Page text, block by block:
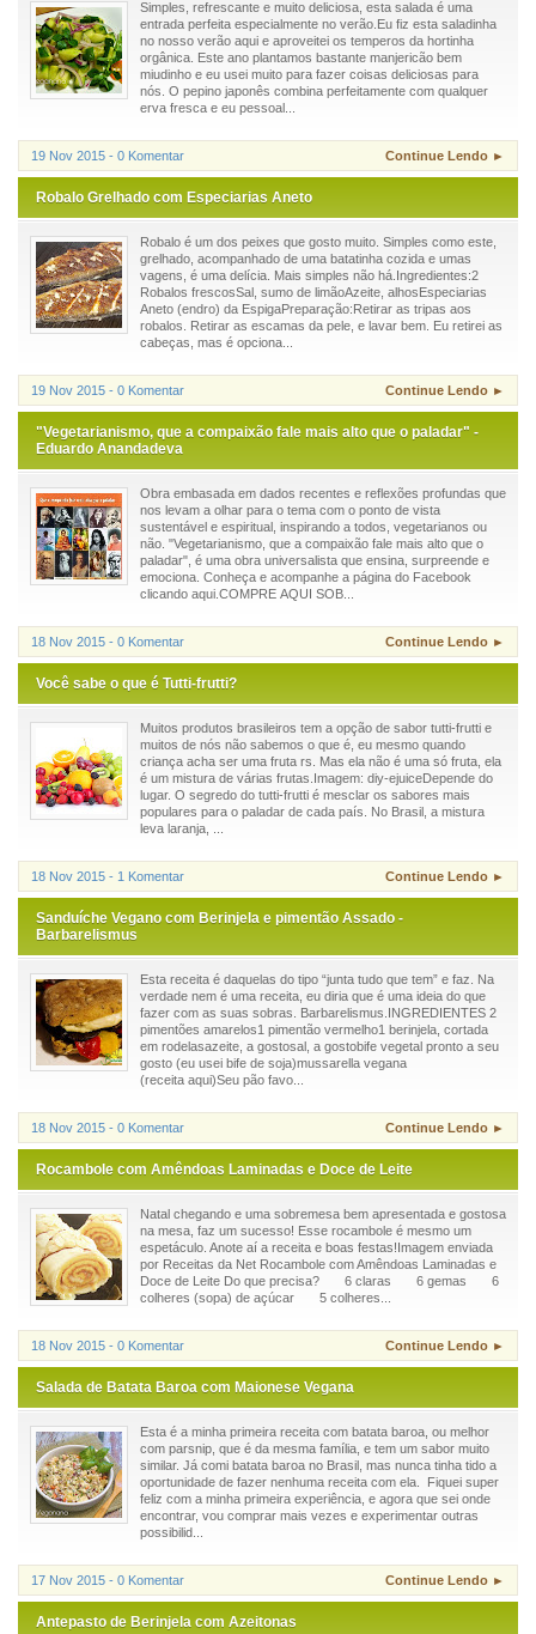
Simples, refrescante e muito deliciosa, esta salada é uma
entrada perfeita especialmente no verão.Eu fiz esta saladinha
no nosso verão aqui e aproveitei os temperos da hortinha
orgânica. Este ano plantamos bastante manjericão bem
miudinho e eu usei muito para fazer coisas deliciosas para
nós. O pepino japonês combina perfeitamente com qualquer
erva fresca e eu pessoal...
19 Nov 2015 - 0 Komentar Continue Lendo ►
Robalo Grelhado com Especiarias Aneto
Robalo é um dos peixes que gosto muito. Simples como este,
grelhado, acompanhado de uma batatinha cozida e umas
vagens, é uma delícia. Mais simples não há.Ingredientes:2
Robalos frescosSal, sumo de limãoAzeite, alhosEspeciarias
Aneto (endro) da EspigaPreparação:Retirar as tripas aos
robalos. Retirar as escamas da pele, e lavar bem. Eu retirei as
cabeças, mas é opciona...
19 Nov 2015 - 0 Komentar Continue Lendo ►
"Vegetarianismo, que a compaixão fale mais alto que o paladar" -
Eduardo Anandadeva
Obra embasada em dados recentes e reflexões profundas que
nos levam a olhar para o tema com o ponto de vista
sustentável e espiritual, inspirando a todos, vegetarianos ou
não. "Vegetarianismo, que a compaixão fale mais alto que o
paladar", é uma obra universalista que ensina, surpreende e
emociona. Conheça e acompanhe a página do Facebook
clicando aqui.COMPRE AQUI SOB...
18 Nov 2015 - 0 Komentar Continue Lendo ►
Você sabe o que é Tutti-frutti?
Muitos produtos brasileiros tem a opção de sabor tutti-frutti e
muitos de nós não sabemos o que é, eu mesmo quando
criança acha ser uma fruta rs. Mas ela não é uma só fruta, ela
é um mistura de várias frutas.Imagem: diy-ejuiceDepende do
lugar. O segredo do tutti-frutti é mesclar os sabores mais
populares para o paladar de cada país. No Brasil, a mistura
leva laranja, ...
18 Nov 2015 - 1 Komentar Continue Lendo ►
Sanduíche Vegano com Berinjela e pimentão Assado -
Barbarelismus
Esta receita é daquelas do tipo “junta tudo que tem” e faz. Na
verdade nem é uma receita, eu diria que é uma ideia do que
fazer com as suas sobras. Barbarelismus.INGREDIENTES 2
pimentões amarelos1 pimentão vermelho1 berinjela, cortada
em rodelasazeite, a gostosal, a gostobife vegetal pronto a seu
gosto (eu usei bife de soja)mussarella vegana
(receita aqui)Seu pão favo...
18 Nov 2015 - 0 Komentar Continue Lendo ►
Rocambole com Amêndoas Laminadas e Doce de Leite
Natal chegando e uma sobremesa bem apresentada e gostosa
na mesa, faz um sucesso! Esse rocambole é mesmo um
espetáculo. Anote aí a receita e boas festas!Imagem enviada
por Receitas da Net Rocambole com Amêndoas Laminadas e
Doce de Leite Do que precisa? 6 claras 6 gemas 6
colheres (sopa) de açúcar 5 colheres...
18 Nov 2015 - 0 Komentar Continue Lendo ►
Salada de Batata Baroa com Maionese Vegana
Esta é a minha primeira receita com batata baroa, ou melhor
com parsnip, que é da mesma família, e tem um sabor muito
similar. Já comi batata baroa no Brasil, mas nunca tinha tido a
oportunidade de fazer nenhuma receita com ela. Fiquei super
feliz com a minha primeira experiência, e agora que sei onde
encontrar, vou comprar mais vezes e experimentar outras
possibilid...
17 Nov 2015 - 0 Komentar Continue Lendo ►
Antepasto de Berinjela com Azeitonas